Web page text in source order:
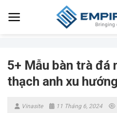
5+ Mẫu bàn trà đá
thạch anh xu
Vinasite 11 Tháng 6, 2024